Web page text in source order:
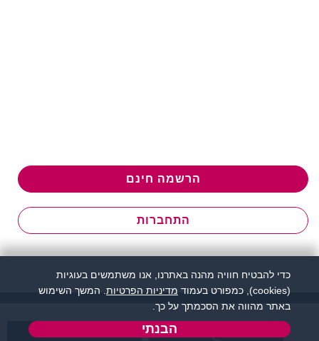
הרשמה חינם
התחברות
כדי להבטיח חוויה מהנה באתרנו, אנו משתמשים בעוגיות
(cookies), כמפורט בעמוד
מדיניות הפרטיות . המשך השימוש
באתר מהווה את הסכמתך על כך.
הבנתי